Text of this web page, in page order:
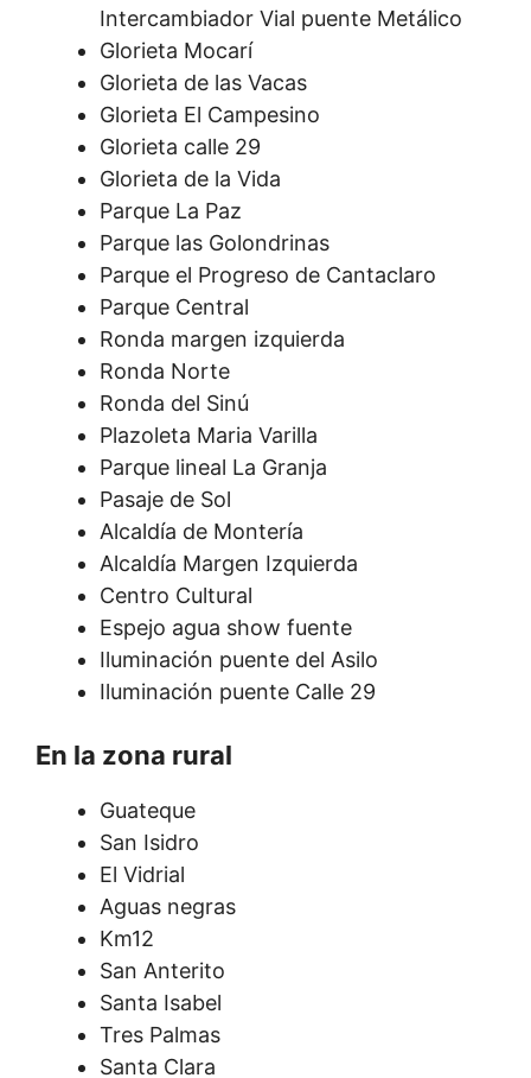
Intercambiador Vial puente Metálico
Glorieta Mocarí
Glorieta de las Vacas
Glorieta El Campesino
Glorieta calle 29
Glorieta de la Vida
Parque La Paz
Parque las Golondrinas
Parque el Progreso de Cantaclaro
Parque Central
Ronda margen izquierda
Ronda Norte
Ronda del Sinú
Plazoleta Maria Varilla
Parque lineal La Granja
Pasaje de Sol
Alcaldía de Montería
Alcaldía Margen Izquierda
Centro Cultural
Espejo agua show fuente
Iluminación puente del Asilo
Iluminación puente Calle 29
En la zona rural
Guateque
San Isidro
El Vidrial
Aguas negras
Km12
San Anterito
Santa Isabel
Tres Palmas
Santa Clara